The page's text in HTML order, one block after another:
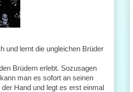
und lernt die ungleichen Brüder
Brüdern erlebt. Sozusagen
man es sofort an seinen
Hand und legt es erst einmal